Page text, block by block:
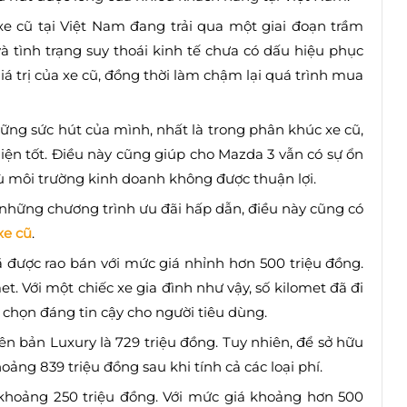
cũ tại Việt Nam đang trải qua một giai đoạn trầm
tình trạng suy thoái kinh tế chưa có dấu hiệu phục
trị của xe cũ, đồng thời làm chậm lại quá trình mua
sức hút của mình, nhất là trong phân khúc xe cũ,
tốt. Điều này cũng giúp cho Mazda 3 vẫn có sự ổn
trường kinh doanh không được thuận lợi.
chương trình ưu đãi hấp dẫn, điều này cũng có
cũ.
rao bán với mức giá nhỉnh hơn 500 triệu đồng.
Với một chiếc xe gia đình như vậy, số kilomet đã đi
đáng tin cậy cho người tiêu dùng.
bản Luxury là 729 triệu đồng. Tuy nhiên, để sở hữu
839 triệu đồng sau khi tính cả các loại phí.
250 triệu đồng. Với mức giá khoảng hơn 500